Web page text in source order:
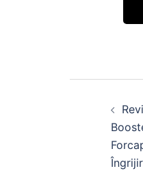
articole